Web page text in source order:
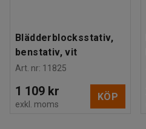
Blädderblocksstativ,
benstativ, vit
Art. nr: 11825
1 109 kr
exkl. moms
KÖP